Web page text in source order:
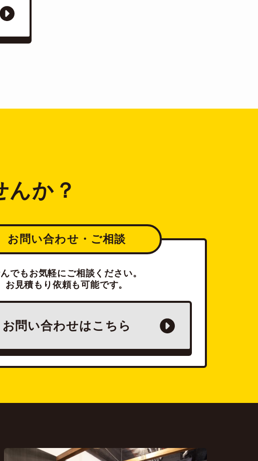
か？
お問い合わせ・ご相談
でもお気軽にご相談ください。
お見積もり依頼も可能です。
お問い合わせはこちら